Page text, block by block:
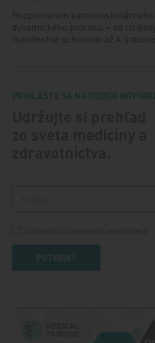
Rozpoznaním
dynamického procesu – od
manifestné ochorenie až k
PRIHLÁSTE SA NA ODBER
POTVRDIŤ